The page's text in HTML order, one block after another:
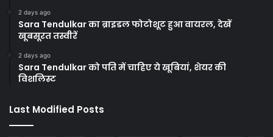
2 days ago
Sara Tendulkar का ब्राइडल फोटोशूट हुआ वायरल, देखें
खूबसूरत तस्वीरें
2 days ago
Sara Tendulkar को पति में चाहिए ये खूबियां, शेयर की
विशलिस्ट
Last Modified Posts